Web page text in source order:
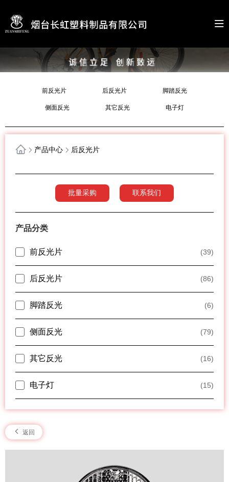
前反光片 后反光片 脚踏反光
侧面反光 其它反光 电子灯
产品中心 后反光片
批量采购 联系我们
产品分类
前反光片 (39)
后反光片 (86)
脚踏反光 (6)
侧面反光 (79)
其它反光 (16)
电子灯 (15)
返回